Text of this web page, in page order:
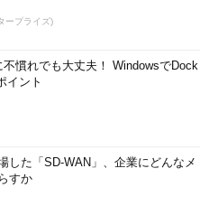
ープライズ)
不慣れでも大丈夫！ WindowsでDock
イント
した「SD-WAN」、企業にどんなメ
すか